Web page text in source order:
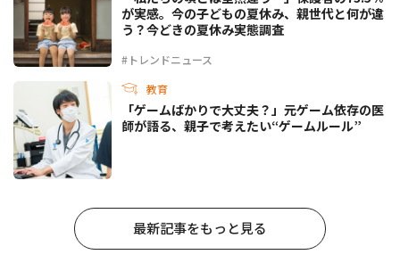
#トレンドニュース
が実感。今の子どもの夏休み、親世代と何が違
う？今どきの夏休み実態調査
教育
「ゲームばかりで大丈夫？」元ゲーム依存の医
師が語る、親子で考えたい“ゲームルール”
最新記事をもっと見る